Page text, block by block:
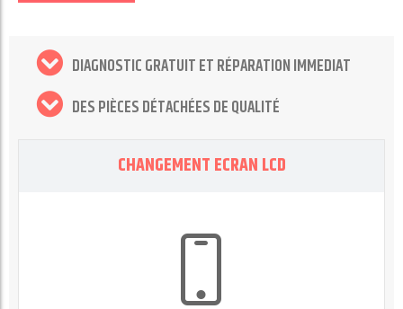
DIAGNOSTIC GRATUIT ET RÉPARATION IMMEDIAT
DES PIÈCES DÉTACHÉES DE QUALITÉ
CHANGEMENT ECRAN LCD